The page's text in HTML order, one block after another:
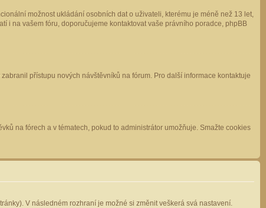
možnost ukládání osobních dat o uživateli, kterému je méně než 13 let,
i na vašem fóru, doporučujeme kontaktovat vaše právního poradce, phpBB
přístupu nových návštěvníků na fórum. Pro další informace kontaktuje
na fórech a v tématech, pokud to administrátor umožňuje. Smažte cookies
V následném rozhraní je možné si změnit veškerá svá nastavení.